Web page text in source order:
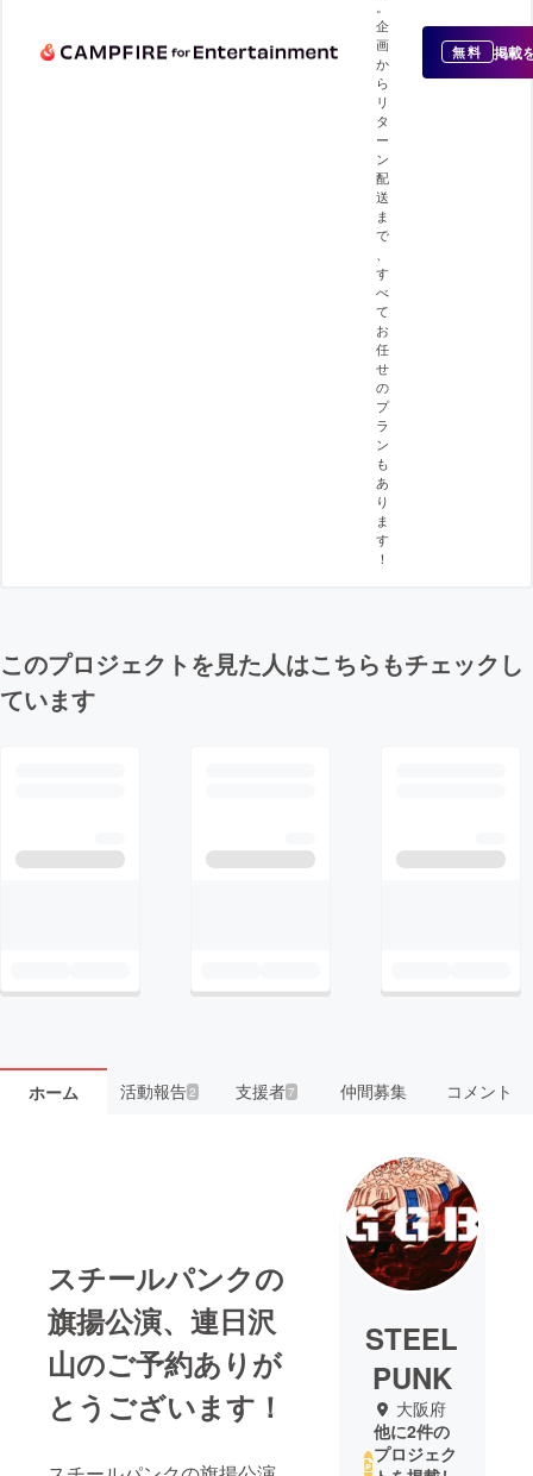
企
画
か
ら
リ
タ
ー
ン
配
送
ま
で
す
べ
て
お
任
せ
の
プ
ラ
ン
も
あ
り
ま
す
！
無料 掲載
このプロジェクトを見た人はこちらもチェックし
ています
ホーム 活動報告2 支援者7 仲間募集 コメント
スチールパンクの
旗揚公演、連日沢
山のご予約ありが
とうございます！
STEEL
PUNK
大阪府
他に2件の
プロジェク